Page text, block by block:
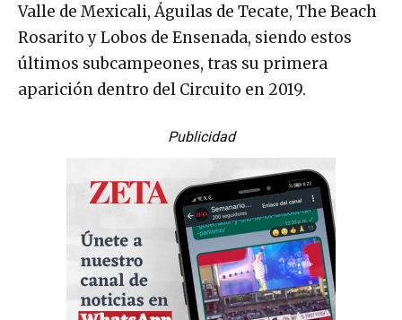
Valle de Mexicali, Águilas de Tecate, The Beach
Rosarito y Lobos de Ensenada, siendo estos
últimos subcampeones, tras su primera
aparición dentro del Circuito en 2019.
Publicidad